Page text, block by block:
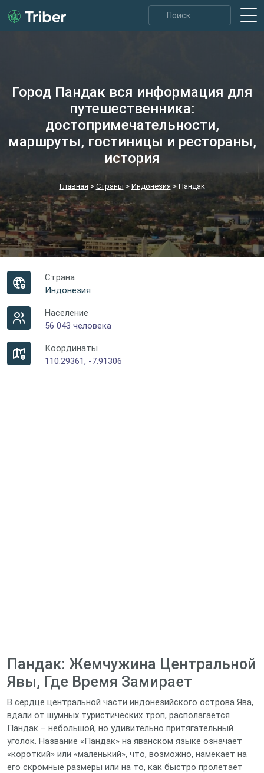
Город Пандак вся информация для
путешественника:
достопримечательности,
маршруты, гостиницы и рестораны,
история
Главная > Страны > Индонезия > Пандак
Страна
Индонезия
Население
56 043 человека
Координаты
110.29361, -7.91306
Пандак: Жемчужина Центральной
Явы, Где Время Замирает
В сердце центральной части индонезийского острова Ява,
вдали от шумных туристических троп, располагается
Пандак – небольшой, но удивительно притягательный
уголок. Название «Пандак» на яванском языке означает
«короткий» или «маленький», что, возможно, намекает на
его скромные размеры или на то, как быстро пролетает